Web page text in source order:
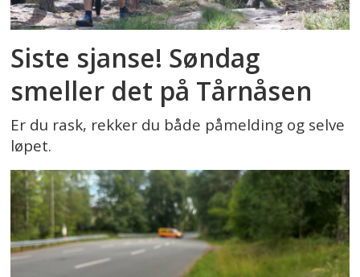
Siste sjanse! Søndag
smeller det på Tårnåsen
Er du rask, rekker du både påmelding og selve
løpet.